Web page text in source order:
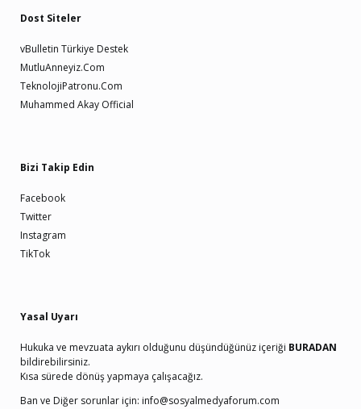
Dost Siteler
vBulletin Türkiye Destek
MutluAnneyiz.Com
TeknolojiPatronu.Com
Muhammed Akay Official
Bizi Takip Edin
Facebook
Twitter
Instagram
TikTok
Yasal Uyarı
Hukuka ve mevzuata aykırı olduğunu düşündüğünüz içeriği BURADAN
bildirebilirsiniz.
Kısa sürede dönüş yapmaya çalışacağız.
Ban ve Diğer sorunlar için: info@sosyalmedyaforum.com